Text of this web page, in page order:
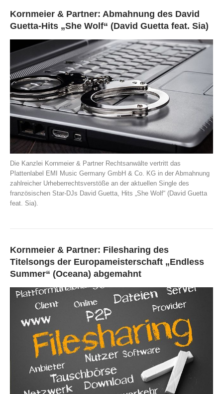
Kornmeier & Partner: Abmahnung des David
Guetta-Hits „She Wolf“ (David Guetta feat. Sia)
Die Kanzlei Kornmeier & Partner Rechtsanwälte vertritt das
Plattenlabel EMI Music Germany GmbH & Co. KG in der Abmahnung
zahlreicher Urheberrechtsverstöße an der aktuellen Single des
französischen Star-DJs David Guetta, Hits „She Wolf“ (David Guetta
feat. Sia).
Kornmeier & Partner: Filesharing des
Titelsongs der Europameisterschaft „Endless
Summer“ (Oceana) abgemahnt